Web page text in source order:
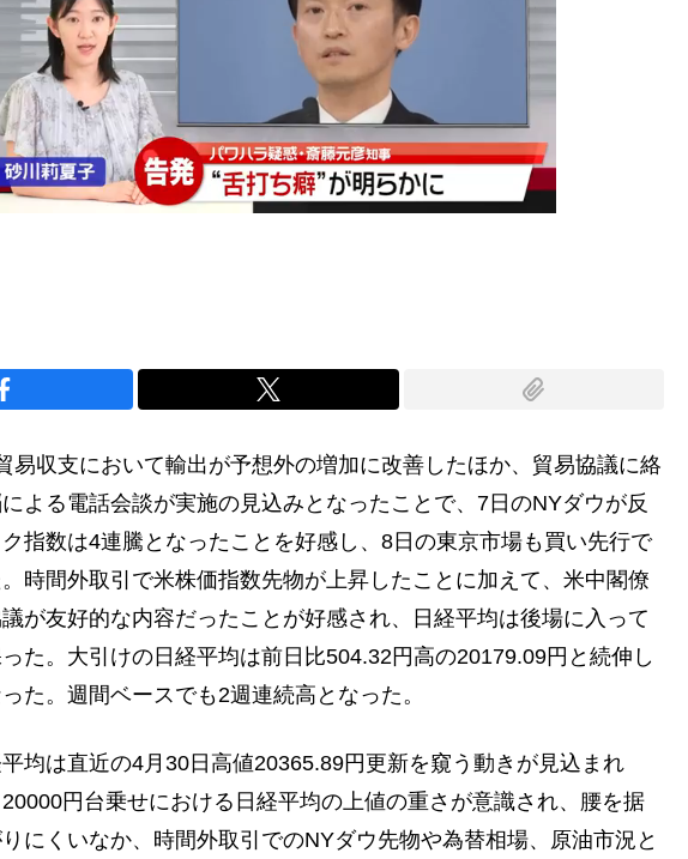
収支において輸出が予想外の増加に改善したほか、貿易協議に絡
よる電話会談が実施の見込みとなったことで、7日のNYダウが反
指数は4連騰となったことを好感し、8日の東京市場も買い先行で
時間外取引で米株価指数先物が上昇したことに加えて、米中閣僚
が友好的な内容だったことが好感され、日経平均は後場に入って
た。大引けの日経平均は前日比504.32円高の20179.09円と続伸し
た。週間ベースでも2週連続高となった。
均は直近の4月30日高値20365.89円更新を窺う動きが見込まれ
円台乗せにおける日経平均の上値の重さが意識され、腰を据
にくいなか、時間外取引でのNYダウ先物や為替相場、原油市況と